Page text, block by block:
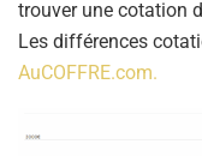
trouver une cotation
Les différences
AuCOFFRE.com.